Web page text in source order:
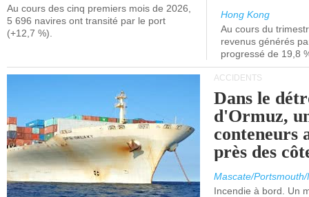
Au cours des cinq premiers mois de 2026,
5 696 navires ont transité par le port
(+12,7 %).
Hong Kong
Au cours du
revenus générés
progressé de 19,8
ACCIDENTS
Dans le
d'Ormuz,
conteneurs
près des
Mascate/
Incendie à bord. Un